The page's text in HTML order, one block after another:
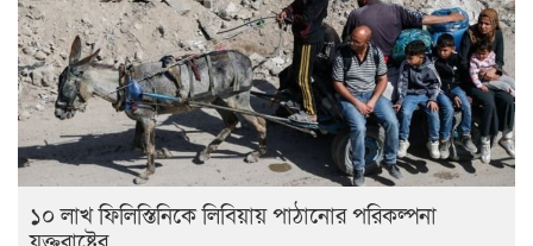
১০ লাখ ফিলিস্তিনিকে লিবিয়ায় পাঠানোর পরিকল্পনা